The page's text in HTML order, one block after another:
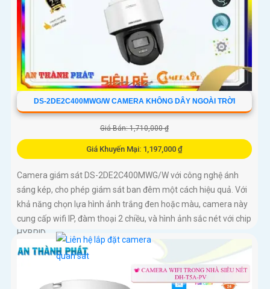
DS-2DE2C400MWG/W CAMERA KHÔNG DÂY NGOÀI TRỜI
Giá Bán: 1,710,000 ₫
Giá Khuyến Mại: 1,197,000 ₫
Camera giám sát DS-2DE2C400MWG/W với công nghệ ánh
sáng kép, cho phép giám sát ban đêm một cách hiệu quả. Với
khả năng chọn lựa hình ảnh trắng đen hoặc màu, camera này
cung cấp wifi IP, đàm thoại 2 chiều, và hình ảnh sắc nét với chip
HYBRID